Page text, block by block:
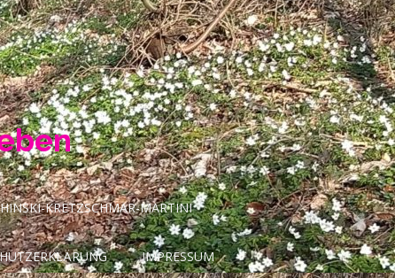
KRETZSCHMAR-MARTINI
IMPRESSUM